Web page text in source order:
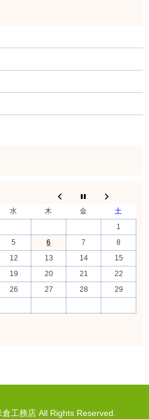
水 木 金
土
1
5 6 7
8
12 13 14
15
19 20 21
22
26 27 28
29
工務店 All Rights Reserved.